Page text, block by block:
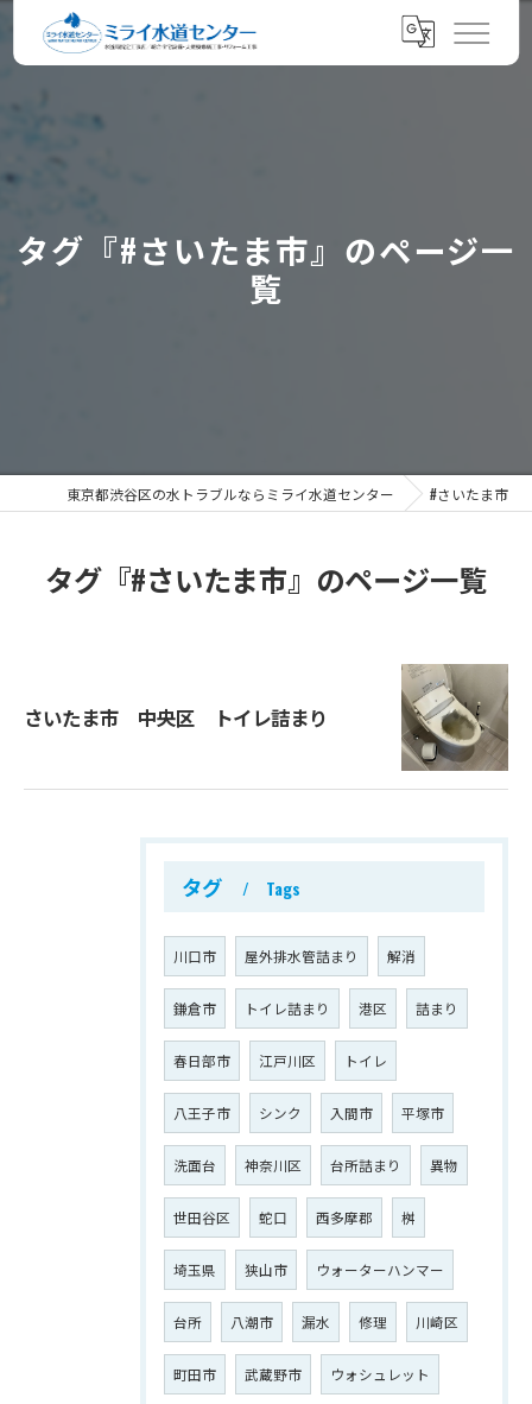
タグ『#さいたま市』のページ一
覧
東京都渋谷区の水トラブルならミライ水道センター #さいたま市
タグ『#さいたま市』のページ一覧
さいたま市 中央区 トイレ詰まり
タグ Tags
川口市 屋外排水管詰まり 解消
鎌倉市 トイレ詰まり 港区 詰まり
春日部市 江戸川区 トイレ
八王子市 シンク 入間市 平塚市
洗面台 神奈川区 台所詰まり 異物
世田谷区 蛇口 西多摩郡 桝
埼玉県 狭山市 ウォーターハンマー
台所 八潮市 漏水 修理 川崎区
町田市 武蔵野市 ウォシュレット